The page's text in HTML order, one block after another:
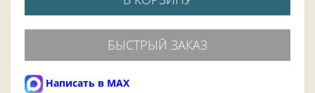
БЫСТРЫЙ ЗАКАЗ
Написать в MAX